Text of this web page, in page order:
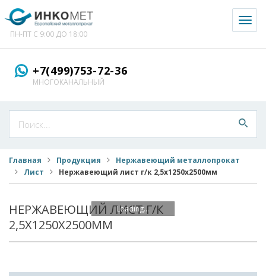
ПН-ПТ С 9:00 ДО 18:00
+7(499)753-72-36
МНОГОКАНАЛЬНЫЙ
Главная Продукция
Нержавеющий металлопрокат
Лист
Нержавеющий лист г/к 2,5х1250х2500мм
Loading...
НЕРЖАВЕЮЩИЙ ЛИСТ Г/К
2,5Х1250Х2500ММ